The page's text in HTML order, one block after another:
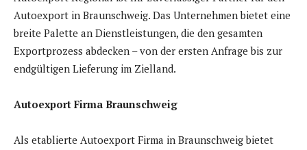
Autoexport in Braunschweig. Das Unternehmen bietet eine
breite Palette an Dienstleistungen, die den gesamten
Exportprozess abdecken – von der ersten Anfrage bis zur
endgültigen Lieferung im Zielland.
Autoexport Firma Braunschweig
Als etablierte Autoexport Firma in Braunschweig bietet